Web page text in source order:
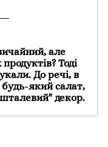
але
Тоді
До речі, в
який салат,
декор.